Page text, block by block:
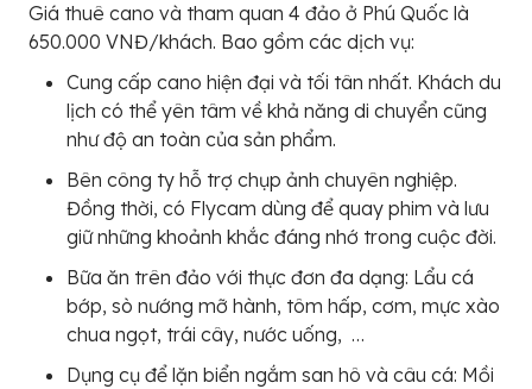
Giá thuê cano và tham quan 4 đảo ở Phú Quốc là
650.000 VNĐ/khách. Bao gồm các dịch vụ:
Cung cấp cano hiện đại và tối tân nhất. Khách du
lịch có thể yên tâm về khả năng di chuyển cũng
như độ an toàn của sản phẩm.
Bên công ty hỗ trợ chụp ảnh chuyên nghiệp.
Đồng thời, có Flycam dùng để quay phim và lưu
giữ những khoảnh khắc đáng nhớ trong cuộc đời.
Bữa ăn trên đảo với thực đơn đa dạng: Lẩu cá
bớp, sò nướng mỡ hành, tôm hấp, cơm, mực xào
chua ngọt, trái cây, nước uống, …
Dụng cụ để lặn biển ngắm san hô và câu cá: Mồi